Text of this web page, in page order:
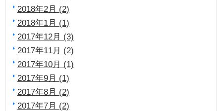
2018年2月 (2)
2018年1月 (1)
2017年12月 (3)
2017年11月 (2)
2017年10月 (1)
2017年9月 (1)
2017年8月 (2)
2017年7月 (2)